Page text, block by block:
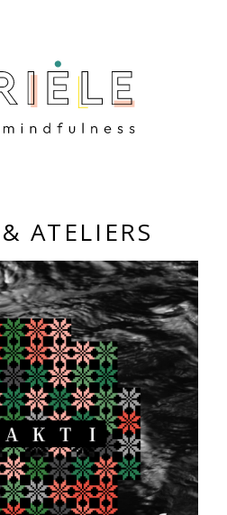
ATELIERS